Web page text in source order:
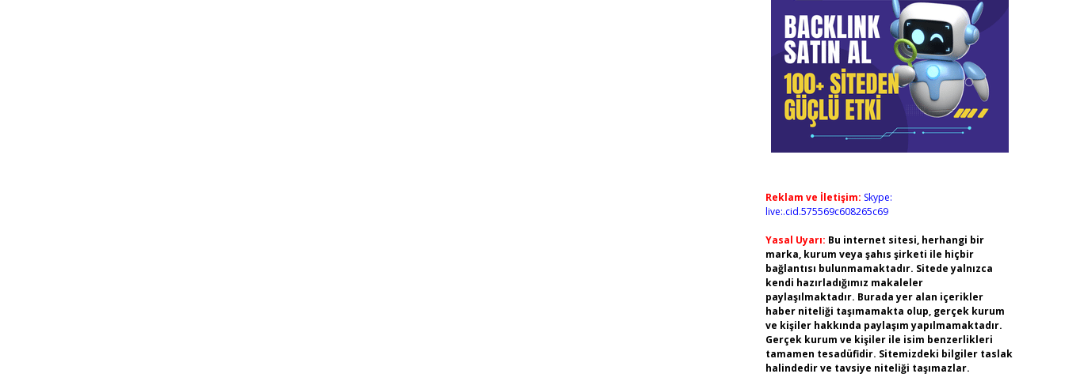
Reklam ve İletişim: Skype:
live:.cid.575569c608265c69
Yasal Uyarı: Bu internet sitesi, herhangi bir
marka, kurum veya şahıs şirketi ile hiçbir
bağlantısı bulunmamaktadır. Sitede yalnızca
kendi hazırladığımız makaleler
paylaşılmaktadır. Burada yer alan içerikler
haber niteliği taşımamakta olup, gerçek kurum
ve kişiler hakkında paylaşım yapılmamaktadır.
Gerçek kurum ve kişiler ile isim benzerlikleri
tamamen tesadüfidir. Sitemizdeki bilgiler taslak
halindedir ve tavsiye niteliği taşımazlar.